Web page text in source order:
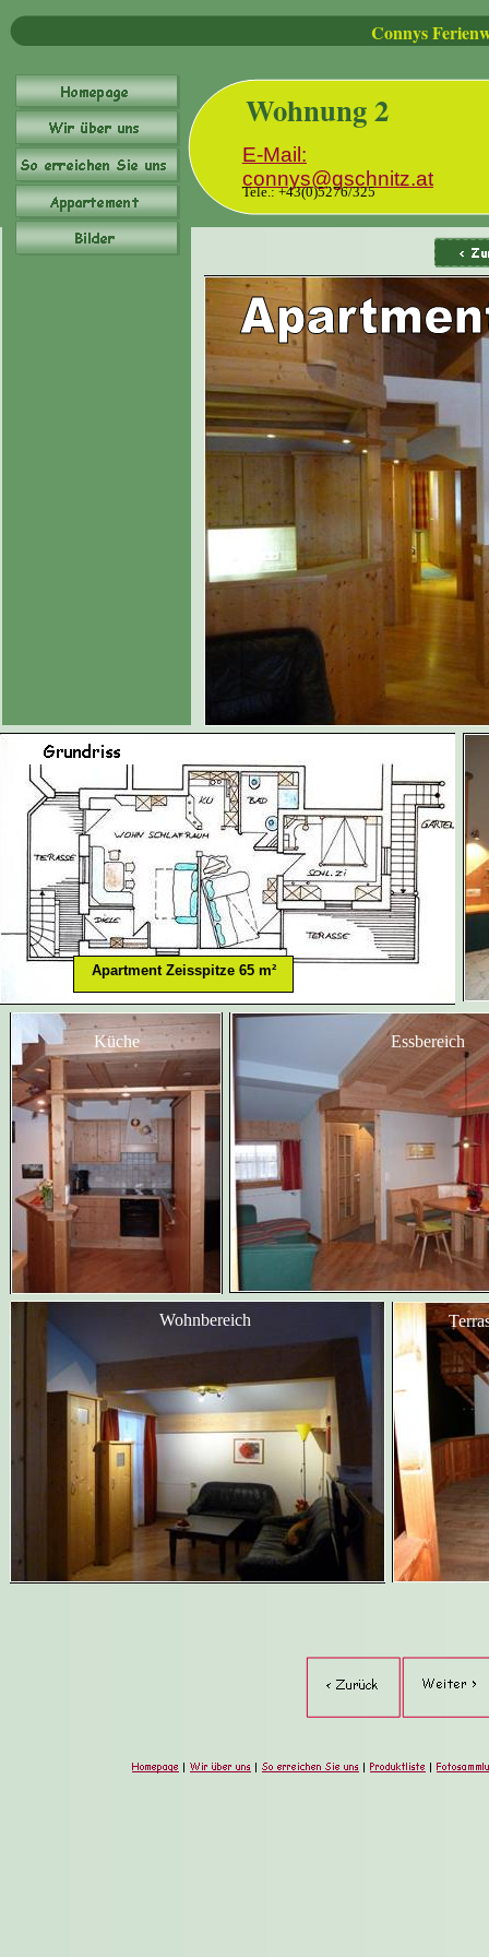
Connys
Wohnung 2
E-Mail:
connys@gschnitz.at
Tele.: +43(0)5276/325
Küche
Wohnbereich
Essbereich
Apartment Zeisspitze 65 m²